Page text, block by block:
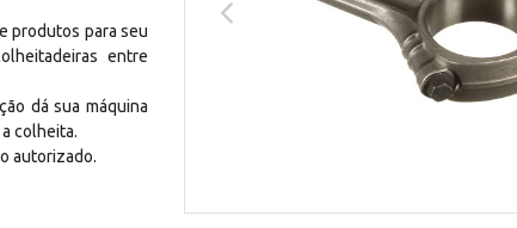
produtos para seu
entre
dá sua máquina
colheita.
autorizado.